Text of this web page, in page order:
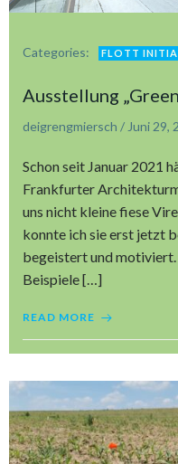
Categories: FLOTT
Ausstellung
deigrengmiersch / Juni 29,
Schon seit Januar 2021
Frankfurter
uns nicht kleine fiese
konnte ich sie erst jetzt
begeistert und
Beispiele […]
READ MORE